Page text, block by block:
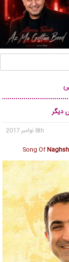
دیگر
8th نوامبر 2017
Song Of